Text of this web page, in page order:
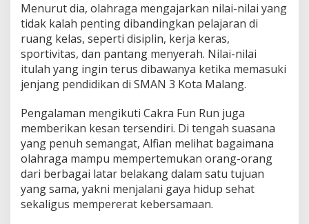
Menurut dia, olahraga mengajarkan nilai-nilai yang
tidak kalah penting dibandingkan pelajaran di
ruang kelas, seperti disiplin, kerja keras,
sportivitas, dan pantang menyerah. Nilai-nilai
itulah yang ingin terus dibawanya ketika memasuki
jenjang pendidikan di SMAN 3 Kota Malang.
Pengalaman mengikuti Cakra Fun Run juga
memberikan kesan tersendiri. Di tengah suasana
yang penuh semangat, Alfian melihat bagaimana
olahraga mampu mempertemukan orang-orang
dari berbagai latar belakang dalam satu tujuan
yang sama, yakni menjalani gaya hidup sehat
sekaligus mempererat kebersamaan.